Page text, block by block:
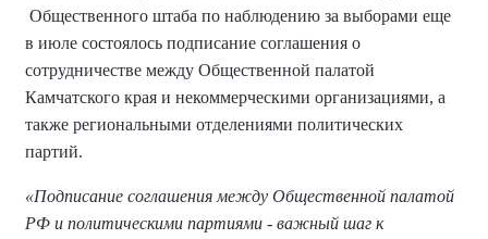
Общественного штаба по наблюдению за выборами еще
в июле состоялось подписание соглашения о
сотрудничестве между Общественной палатой
Камчатского края и некоммерческими организациями, а
также региональными отделениями политических
партий.
«Подписание соглашения между Общественной палатой
РФ и политическими партиями - важный шаг к